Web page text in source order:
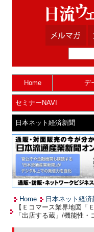
Home デ
セミナーNAVI
日本ネット経済新聞
Home 日本ネット経済
【Ｅコマース業界地図「
「出店する蔵」/機能性